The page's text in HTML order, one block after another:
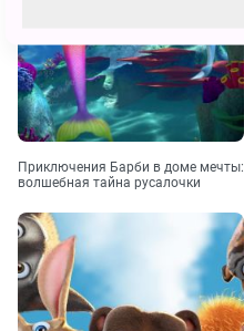
Приключения Барби в доме мечты:
волшебная тайна русалочки